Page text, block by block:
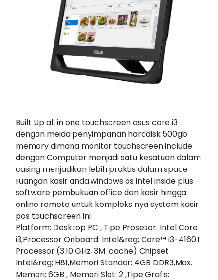
Built Up all in one touchscreen asus core i3
dengan meida penyimpanan harddisk 500gb
memory dimana monitor touchscreen include
dengan Computer menjadi satu kesatuan dalam
casing menjadikan lebih praktis dalam space
ruangan kasir anda.windows os intel inside plus
software pembukuan office dan kasir hingga
online remote untuk kompleks nya system kasir
pos touchscreen ini.
Platform: Desktop PC , Tipe Prosesor: Intel Core
i3,Processor Onboard: Intel&reg; Core™ i3-4160T
Processor (3.10 GHz, 3M cache) Chipset
Intel&reg; H81,Memori Standar: 4GB DDR3,Max.
Memori: 6GB , Memori Slot: 2 ,Tipe Grafis: